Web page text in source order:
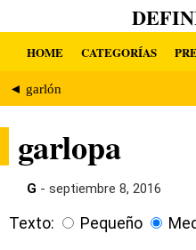
HOME CATEGORÍAS
◄ garlón
garlopa
G - septiembre 8, 2016
Texto: Pequeño